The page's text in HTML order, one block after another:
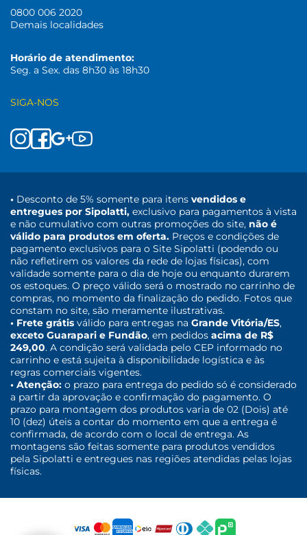
0800 006 2020
Demais localidades
Horário de atendimento:
Seg. a Sex. das 8h30 às 18h30
SIGA-NOS
• Desconto de 5% somente para itens vendidos e
entregues por Sipolatti, exclusivo para pagamentos à vista
e não cumulativo com outras promoções do site, não é
válido para produtos em oferta. Preços e condições de
pagamento exclusivos para o Site Sipolatti (podendo ou
não refletirem os valores da rede de lojas físicas), com
validade somente para o dia de hoje ou enquanto durarem
os estoques. O preço válido será o mostrado no carrinho de
compras, no momento da finalização do pedido. Fotos que
constam no site, são meramente ilustrativas.
• Frete grátis válido para entregas na Grande Vitória/ES,
exceto Guarapari e Fundão, em pedidos acima de R$
249,00. A condição será validada pelo CEP informado no
carrinho e está sujeita à disponibilidade logística e às
regras comerciais vigentes.
• Atenção: o prazo para entrega do pedido só é considerado
a partir da aprovação e confirmação do pagamento. O
prazo para montagem dos produtos varia de 02 (Dois) até
10 (dez) úteis a contar do momento em que a entrega é
confirmada, de acordo com o local de entrega. As
montagens são feitas somente para produtos vendidos
pela Sipolatti e entregues nas regiões atendidas pelas lojas
físicas.